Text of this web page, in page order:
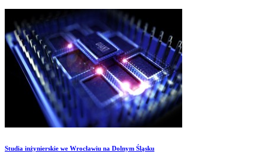
Studia inżynierskie we Wrocławiu na Dolnym Śląsku